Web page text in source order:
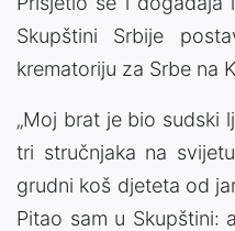
Skupštini Srbije
krematoriju za Srbe na
„Moj brat je bio sudski
tri stručnjaka na
grudni koš djeteta od
Pitao sam u Skupštini: